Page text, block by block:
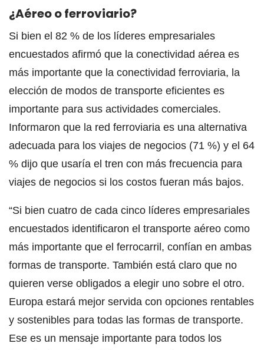
¿Aéreo o ferroviario?
Si bien el 82 % de los líderes empresariales
encuestados afirmó que la conectividad aérea es
más importante que la conectividad ferroviaria, la
elección de modos de transporte eficientes es
importante para sus actividades comerciales.
Informaron que la red ferroviaria es una alternativa
adecuada para los viajes de negocios (71 %) y el 64
% dijo que usaría el tren con más frecuencia para
viajes de negocios si los costos fueran más bajos.
“Si bien cuatro de cada cinco líderes empresariales
encuestados identificaron el transporte aéreo como
más importante que el ferrocarril, confían en ambas
formas de transporte. También está claro que no
quieren verse obligados a elegir uno sobre el otro.
Europa estará mejor servida con opciones rentables
y sostenibles para todas las formas de transporte.
Ese es un mensaje importante para todos los